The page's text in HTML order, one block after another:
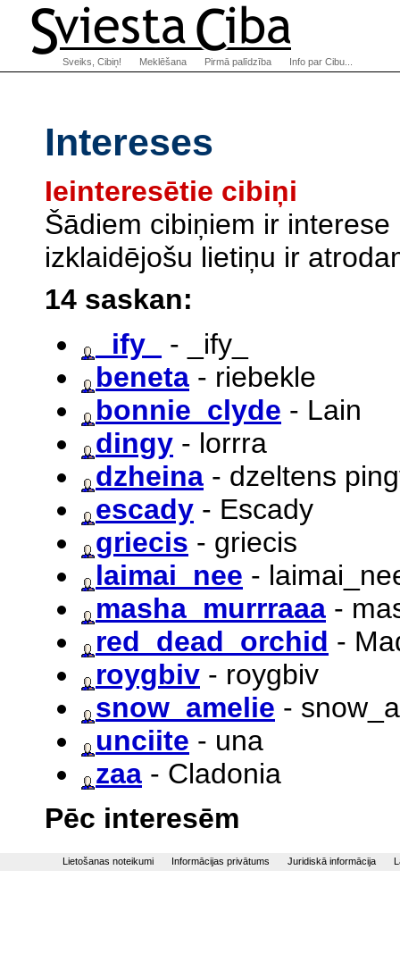
Intereses
Ieinteresētie cibiņi
Šādiem cibiņiem ir
izklaidējošu lietiņu ir
14 saskan:
_ify_
- _ify_
beneta - riebekle
bonnie_clyde - Lain
dingy - lorrra
dzheina - dzeltens
escady - Escady
griecis - griecis
laimai_nee -
masha_murrraaa -
red_dead_orchid -
roygbiv - roygbiv
snow_amelie -
unciite - una
zaa - Cladonia
Pēc interesēm
Sveiks, Cibiņ! Meklēšana Pirmā palīdzība Info par Cibu...
Lietošanas noteikumi Informācijas privātums Juridiskā informācija